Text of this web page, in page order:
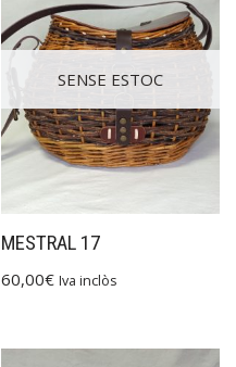
SENSE ESTOC
MESTRAL 17
60,00€ Iva inclòs